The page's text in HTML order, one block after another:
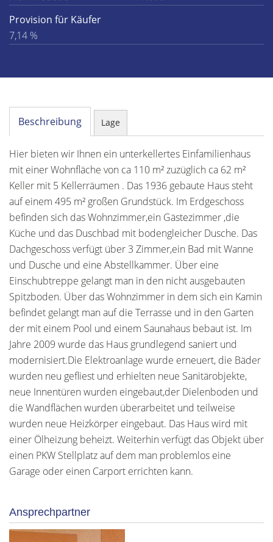
Provision für Käufer
7,14 %
Beschreibung Lage
Hier bieten wir Ihnen ein unterkellertes Einfamilienhaus
mit einer Wohnfläche von ca 110 m² zuzüglich ca 62 m²
Keller mit 5 Kellerräumen . Das 1936 gebaute Haus steht
auf einem 495 m² großen Grundstück. Im Erdgeschoss
befinden sich das Wohnzimmer,ein Gästezimmer ,die
Küche und das Duschbad mit bodengleicher Dusche. Das
Dachgeschoss verfügt über 3 Zimmer,ein Bad mit Wanne
und Dusche und eine Abstellkammer. Über eine
Einschubtreppe gelangt man in den nicht ausgebauten
Spitzboden. Über das Wohnzimmer in dem sich ein Kamin
befindet gelangt man auf die Terrasse und in den Garten
der mit einem Pool und einem Saunahaus bebaut ist. Im
Jahre 2009 wurde das Haus grundlegend saniert und
modernisiert.Die Elektroanlage wurde erneuert, die Bäder
wurden neu gefliest und erhielten neue Sanitärobjekte,
neue Innentüren wurden eingebaut,der Dielenboden und
die Wandflächen wurden überarbeitet und teilweise
wurden neue Heizkörper eingebaut. Das Haus wird mit
einer Ölheizung beheizt. Weiterhin verfügt das Objekt über
einen PKW Stellplatz auf dem man problemlos eine
Garage oder einen Carport errichten kann.
Ansprechpartner